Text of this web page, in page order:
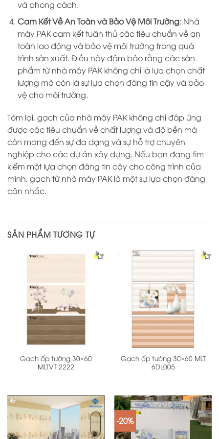
và phong cách.
Cam Kết Về An Toàn và Bảo Vệ Môi Trường: Nhà
máy PAK cam kết tuân thủ các tiêu chuẩn về an
toàn lao động và bảo vệ môi trường trong quá
trình sản xuất. Điều này đảm bảo rằng các sản
phẩm từ nhà máy PAK không chỉ là lựa chọn chất
lượng mà còn là sự lựa chọn đáng tin cậy và bảo
vệ cho môi trường.
Tóm lại, gạch của nhà máy PAK không chỉ đáp ứng
được các tiêu chuẩn về chất lượng và độ bền mà
còn mang đến sự đa dạng và sự hỗ trợ chuyên
nghiệp cho các dự án xây dựng. Nếu bạn đang tìm
kiếm một lựa chọn đáng tin cậy cho công trình của
mình, gạch từ nhà máy PAK là một sự lựa chọn đáng
cân nhắc.
SẢN PHẨM TƯƠNG TỰ
Gạch ốp tường 30×60
MLTVT 2222
Gạch ốp tường 30×60 MLT
6DL005
-20%